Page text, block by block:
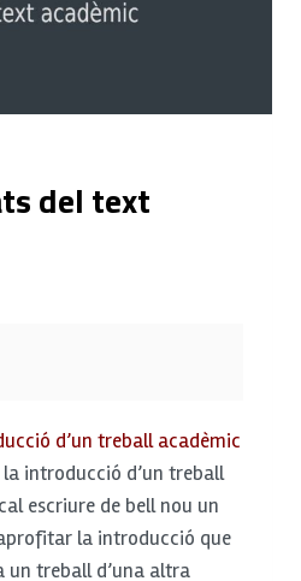
del text
d’un treball acadèmic
introducció d’un treball
escriure de bell nou un
la introducció que
un treball d’una altra